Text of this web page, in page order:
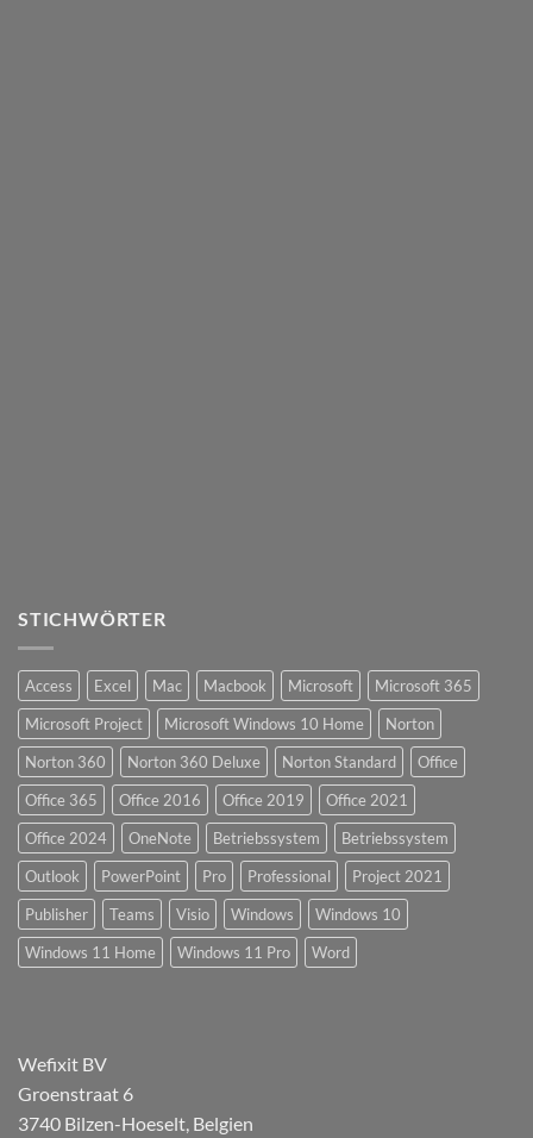
STICHWÖRTER
Access Excel Mac Macbook Microsoft
Microsoft 365
Microsoft Project
Microsoft Windows 10 Home
Norton
Norton 360
Norton 360 Deluxe Norton Standard
Office
Office 365
Office 2016 Office 2019
Office 2021
Office 2024
OneNote Betriebssystem
Betriebssystem
Outlook
PowerPoint Pro Professional
Project 2021
Publisher
Teams Visio Windows
Windows 10
Windows 11 Home
Windows 11 Pro Word
Wefixit BV
Groenstraat 6
3740 Bilzen-Hoeselt, Belgien